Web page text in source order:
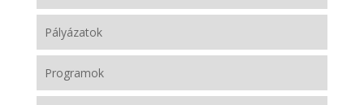
Pályázatok
Programok